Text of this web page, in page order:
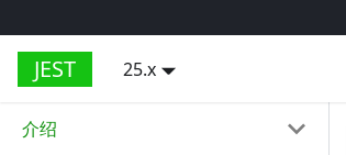
JEST 25.x
介绍